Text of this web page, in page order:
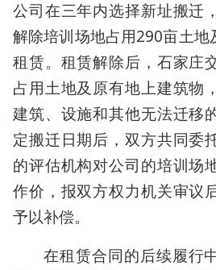
公司在三年内选择新址搬迁
解除培训场地占用290亩土地
租赁。租赁解除后，石家庄
占用土地及原有地上建筑物
建筑、设施和其他无法迁移
定搬迁日期后，双方共同委
的评估机构对公司的培训场
作价，报双方权力机关审议
予以补偿。
在租赁合同的后续履行